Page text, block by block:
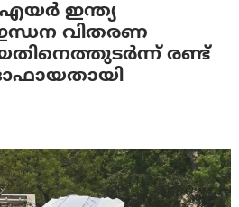
ഇന്ത്യ
വിതരണ
രണ്ട്